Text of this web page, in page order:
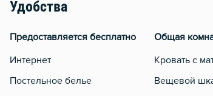
Удобства
Предоставляется бесплатно
Интернет
Постельное белье
Общая
Кровать с
Вещевой